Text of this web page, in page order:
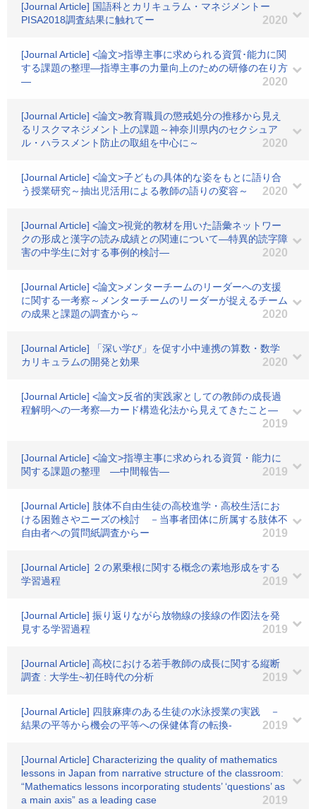
[Journal Article] 国語科とカリキュラム・マネジメントー
PISA2018調査結果に触れてー
2020
[Journal Article] <論文>指導主事に求められる資質･能力に関
する課題の整理―指導主事の力量向上のための研修の在り方
―
2020
[Journal Article] <論文>教育職員の懲戒処分の推移から見え
るリスクマネジメント上の課題～神奈川県内のセクシュア
ル・ハラスメント防止の取組を中心に～
2020
[Journal Article] <論文>子どもの具体的な姿をもとに語り合
う授業研究～抽出児活用による教師の語りの変容～
2020
[Journal Article] <論文>視覚的教材を用いた語彙ネットワー
クの形成と漢字の読み成績との関連について―特異的読字障
害の中学生に対する事例的検討―
2020
[Journal Article] <論文>メンターチームのリーダーへの支援
に関する一考察～メンターチームのリーダーが捉えるチーム
の成果と課題の調査から～
2020
[Journal Article] 「深い学び」を促す小中連携の算数・数学
カリキュラムの開発と効果
2020
[Journal Article] <論文>反省的実践家としての教師の成長過
程解明への一考察―カード構造化法から見えてきたこと―
2019
[Journal Article] <論文>指導主事に求められる資質・能力に
関する課題の整理 ―中間報告―
2019
[Journal Article] 肢体不自由生徒の高校進学・高校生活にお
ける困難さやニーズの検討 －当事者団体に所属する肢体不
自由者への質問紙調査からー
2019
[Journal Article] ２の累乗根に関する概念の素地形成をする
学習過程
2019
[Journal Article] 振り返りながら放物線の接線の作図法を発
見する学習過程
2019
[Journal Article] 高校における若手教師の成長に関する縦断
調査 : 大学生~初任時代の分析
2019
[Journal Article] 四肢麻痺のある生徒の水泳授業の実践 －
結果の平等から機会の平等への保健体育の転換‐
2019
[Journal Article] Characterizing the quality of mathematics
lessons in Japan from narrative structure of the classroom:
“Mathematics lessons incorporating students’ ‘questions’ as
a main axis” as a leading case
2019